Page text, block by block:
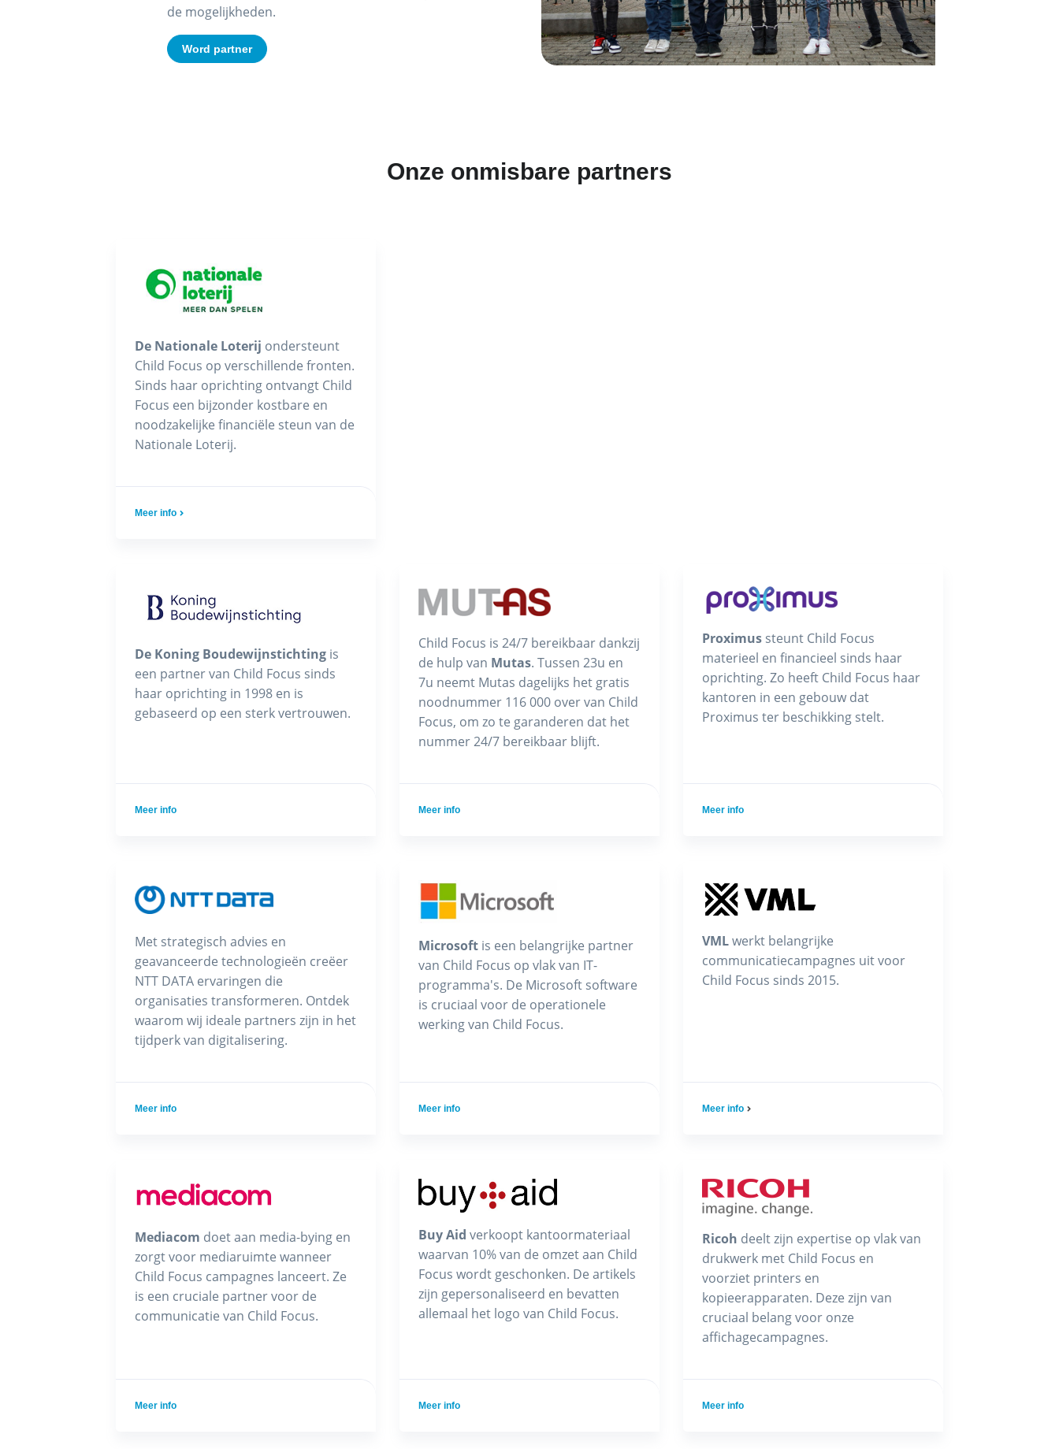
de mogelijkheden.
Word partner
Onze onmisbare partners
De Nationale Loterij ondersteunt
Child Focus op verschillende fronten.
Sinds haar oprichting ontvangt Child
Focus een bijzonder kostbare en
noodzakelijke financiële steun van de
Nationale Loterij.
Meer info
De Koning Boudewijnstichting is
een partner van Child Focus sinds
haar oprichting in 1998 en is
gebaseerd op een sterk vertrouwen.
Meer info
Child Focus is 24/7 bereikbaar dankzij
de hulp van Mutas. Tussen 23u en
7u neemt Mutas dagelijks het gratis
noodnummer 116 000 over van Child
Focus, om zo te garanderen dat het
nummer 24/7 bereikbaar blijft.
Meer info
Proximussteunt Child Focus
materieel en financieel sinds haar
oprichting. Zo heeft Child Focus haar
kantoren in een gebouw dat
Proximus ter beschikking stelt.
Meer info
Met strategisch advies en
geavanceerde technologieën creëer
NTT DATA ervaringen die
organisaties transformeren. Ontdek
waarom wij ideale partners zijn in het
tijdperk van digitalisering.
Meer info
Microsoftis een belangrijke partner
van Child Focus op vlak van IT-
programma's. De Microsoft software
is cruciaal voor de operationele
werking van Child Focus.
Meer info
VMLwerkt belangrijke
communicatiecampagnes uit voor
Child Focus sinds 2015.
Meer info
Mediacom doet aan media-bying en
zorgt voor mediaruimte wanneer
Child Focus campagnes lanceert. Ze
is een cruciale partner voor de
communicatie van Child Focus.
Meer info
Buy Aid verkoopt kantoormateriaal
waarvan 10% van de omzet aan Child
Focus wordt geschonken. De artikels
zijn gepersonaliseerd en bevatten
allemaal het logo van Child Focus.
Meer info
Ricoh deelt zijn expertise op vlak van
drukwerk met Child Focus en
voorziet printers en
kopieerapparaten. Deze zijn van
cruciaal belang voor onze
affichagecampagnes.
Meer info